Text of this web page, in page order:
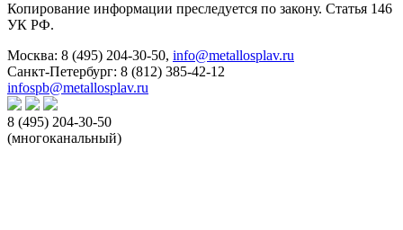
Копирование информации преследуется по закону. Статья 146
УК РФ.
Москва: 8 (495) 204-30-50, info@metallosplav.ru
Санкт-Петербург: 8 (812) 385-42-12
infospb@metallosplav.ru
8 (495) 204-30-50
(многоканальный)